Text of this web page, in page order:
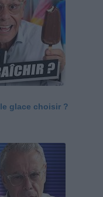
glace choisir ?